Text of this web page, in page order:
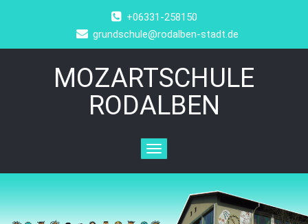
+06331-258150
grundschule@rodalben-stadt.de
MOZARTSCHULE
RODALBEN
Toggle
navigation